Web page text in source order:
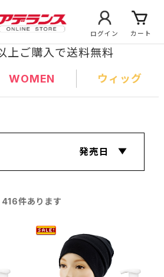
ログイン カート
上ご購入で送料無料
WOMEN ウィッグ
416件あります